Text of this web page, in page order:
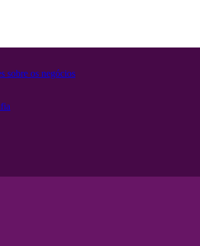
sobre os negócios